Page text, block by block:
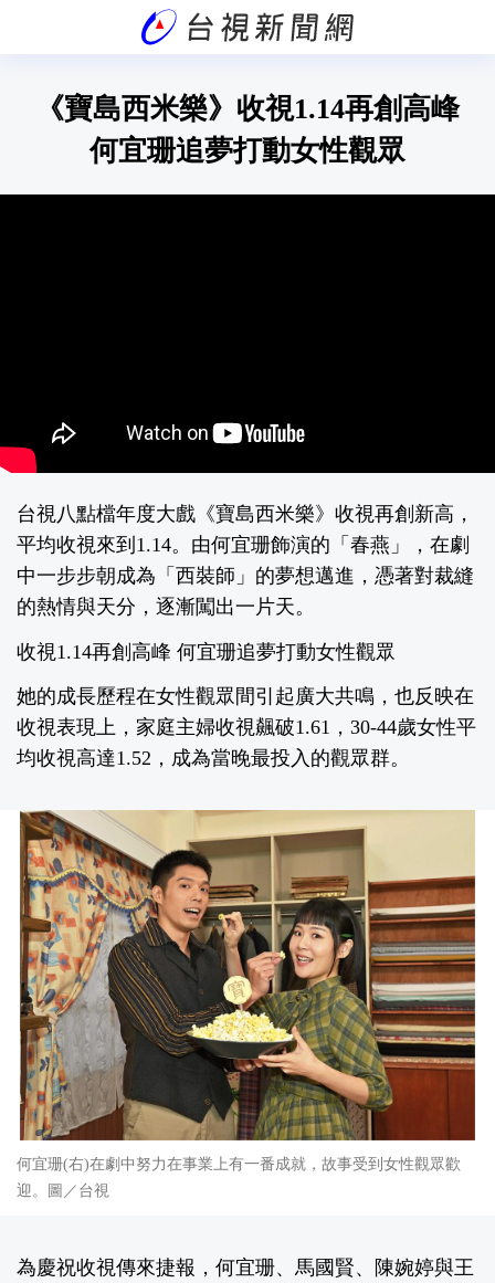
《寶島西米樂》收視1.14再創高峰
何宜珊追夢打動女性觀眾
台視八點檔年度大戲《寶島西米樂》收視再創新高，
平均收視來到1.14。由何宜珊飾演的「春燕」，在劇
中一步步朝成為「西裝師」的夢想邁進，憑著對裁縫
的熱情與天分，逐漸闖出一片天。
收視1.14再創高峰 何宜珊追夢打動女性觀眾
她的成長歷程在女性觀眾間引起廣大共鳴，也反映在
收視表現上，家庭主婦收視飆破1.61，30-44歲女性平
均收視高達1.52，成為當晚最投入的觀眾群。
何宜珊(右)在劇中努力在事業上有一番成就，故事受到女性觀眾歡
迎。圖／台視
為慶祝收視傳來捷報，何宜珊、馬國賢、陳婉婷與王